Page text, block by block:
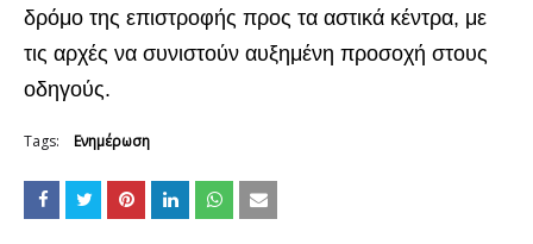
δρόμο της επιστροφής προς τα αστικά κέντρα, με
τις αρχές να συνιστούν αυξημένη προσοχή στους
οδηγούς.
Tags: Ενημέρωση